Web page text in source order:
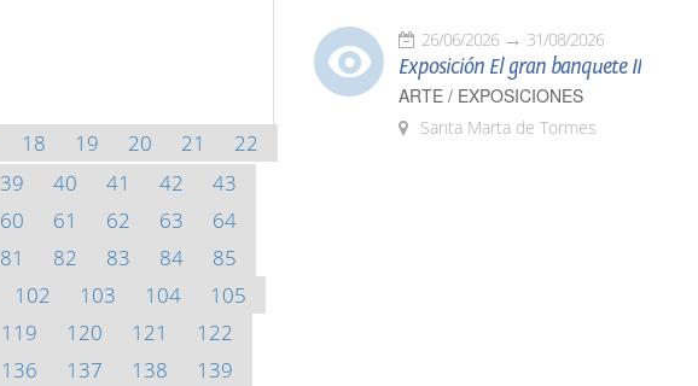
18 19 20 21
22
39 40 41 42
43
60 61 62 63
64
81 82 83 84
85
102 103 104
105
119 120 121
122
136 137 138
139
26/06/2026 31/08/2026
Exposición El gran banquete II
ARTE / EXPOSICIONES
Santa Marta de Tormes